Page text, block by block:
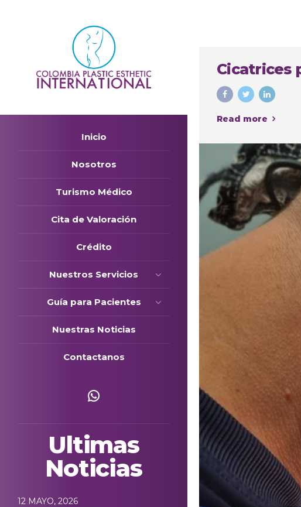
Ultimas
Noticias
12 MAYO, 2026
Inicio
Nosotros
Turismo Médico
Cita de Valoración
Crédito
Nuestros Servicios
Guía para Pacientes
Nuestras Noticias
Contactanos
Cicatrices
Read more